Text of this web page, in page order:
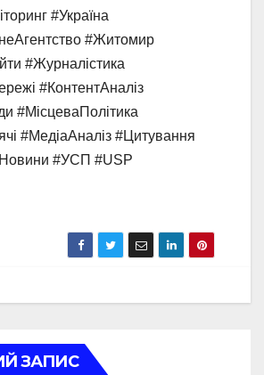
#Україна
#Житомир
#Журналістика
#КонтентАналіз
#МісцеваПолітика
#МедіаАналіз #Цитування
#УСП #USP
ЗАПИС